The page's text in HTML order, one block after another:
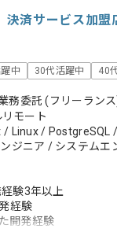
決済サービス加盟
中 30代活躍中 40
務委託(フリーラン
モート
Linux / PostgreSQL
ジニア / システムエ
験3年以上
経験
開発経験